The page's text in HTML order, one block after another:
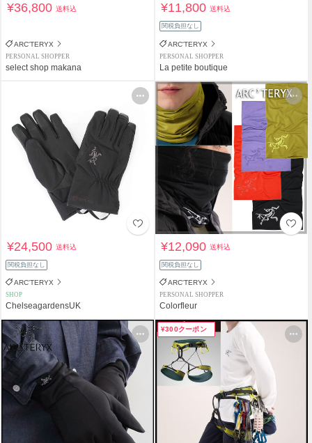
¥36,800送料込
ARC'TERYX
PERSONAL SHOPPER
select shop makana
¥11,800送料込
関税負担なし
ARC'TERYX
PERSONAL SHOPPER
La petite boutique
¥24,500送料込
関税負担なし
ARC'TERYX
SHOP
ChelseagardensUK
¥12,090送料込
関税負担なし
ARC'TERYX
PERSONAL SHOPPER
Colorfleur
¥300クーポン